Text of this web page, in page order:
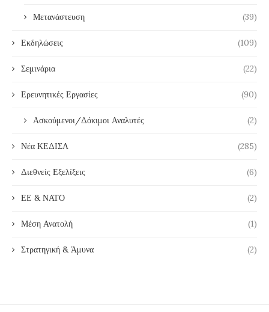
Μετανάστευση (39)
Εκδηλώσεις (109)
Σεμινάρια (22)
Ερευνητικές Εργασίες (90)
Ασκούμενοι/Δόκιμοι Αναλυτές (2)
Νέα ΚΕΔΙΣΑ (285)
Διεθνείς Εξελίξεις (6)
ΕΕ & ΝΑΤΟ (2)
Μέση Ανατολή (1)
Στρατηγική & Άμυνα (2)